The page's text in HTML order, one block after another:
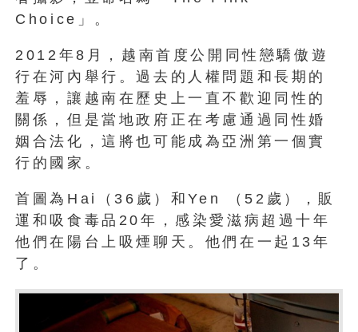
Choice」。
2012年8月，越南首度公開同性戀驕傲遊
行在河內舉行。過去的人權問題和長期的
羞辱，讓越南在歷史上一直不歡迎同性的
關係，但是當地政府正在考慮通過同性婚
姻合法化，這將也可能成為亞洲第一個實
行的國家。
首圖為Hai（36歲）和Yen （52歲），販
運和吸食毒品20年，感染愛滋病超過十年
他們在陽台上吸煙聊天。他們在一起13年
了。